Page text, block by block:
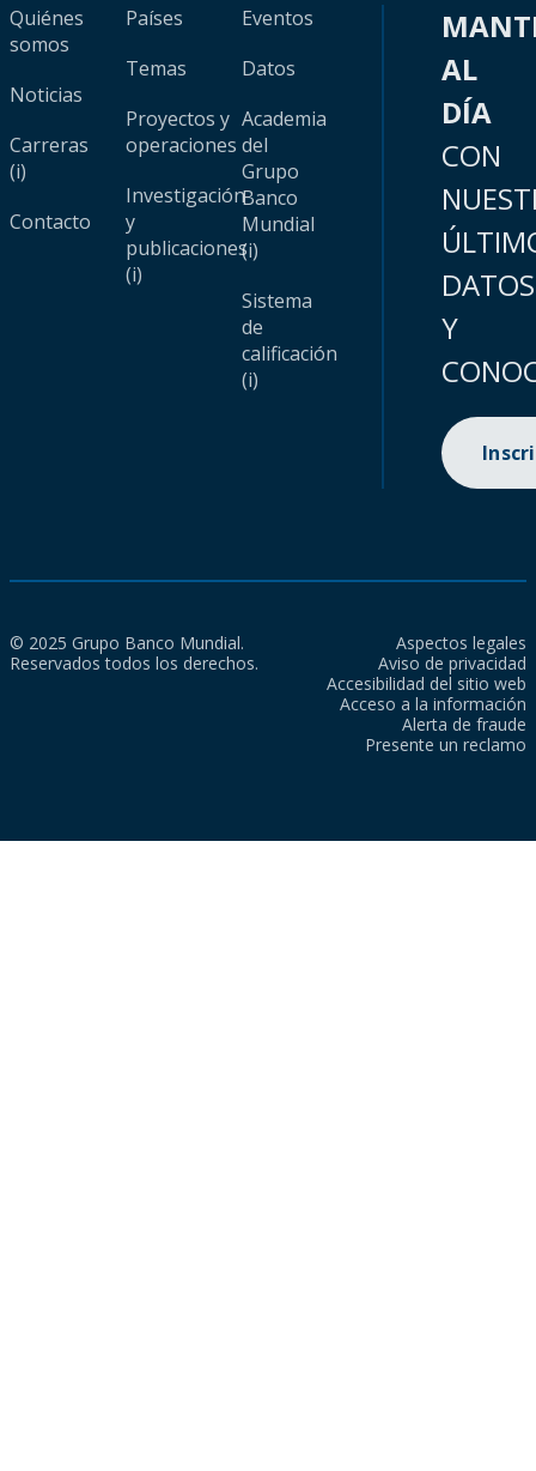
Quiénes
somos
Noticias
Carreras
(i)
Contacto
Países
Temas
Proyectos y
operaciones
Investigación
y
publicaciones
(i)
Eventos
Datos
Academia
del
Grupo
Banco
Mundial
(i)
Sistema
de
calificación
(i)
AL
DÍA
CON
DATOS
Y
© 2025 Grupo Banco Mundial.
Reservados todos los derechos.
Aspectos legales
Aviso de privacidad
Accesibilidad del sitio web
Acceso a la información
Alerta de fraude
Presente un reclamo